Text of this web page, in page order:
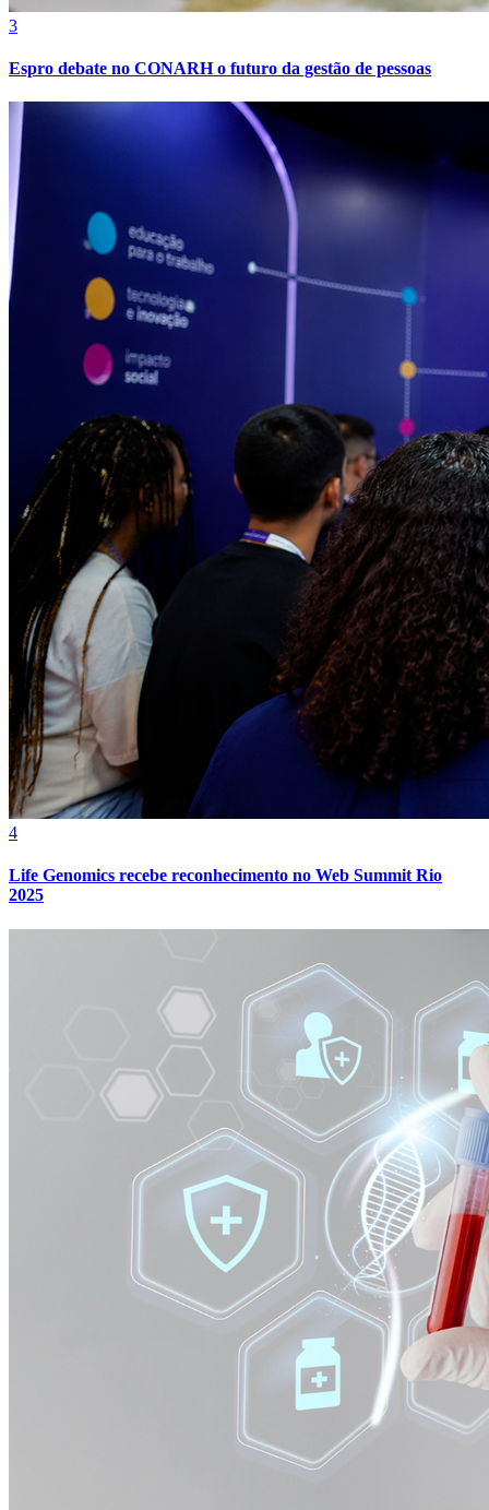
Botafogo
Grêmio
3
Espro debate no CONARH o futuro da gestão de pessoas
4
Life Genomics recebe reconhecimento no Web Summit Rio
2025